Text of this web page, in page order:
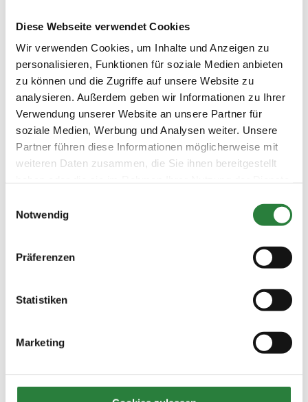
Diese Webseite verwendet Cookies
Wir verwenden Cookies, um Inhalte und Anzeigen zu
personalisieren, Funktionen für soziale Medien anbieten
zu können und die Zugriffe auf unsere Website zu
analysieren. Außerdem geben wir Informationen zu Ihrer
Verwendung unserer Website an unsere Partner für
soziale Medien, Werbung und Analysen weiter. Unsere
Partner führen diese Informationen möglicherweise mit
weiteren Daten zusammen, die Sie ihnen bereitgestellt
Notwendig
Präferenzen
Statistiken
Marketing
LPO Ausgabe 2018 und die WBO Ausgabe 2018.
Coburg 2019:
Bestimmungen: siehe unter: www.coburg-krv.de
1. Wertungsprüfung Dressur LK 4 Prüfung Nr. 3
1. Wertungsprüfung Dressur LK 3 Prüfung Nr. 6
Beschaffenheit der Plätze:
Prüfungshalle: 30 x 60m, Abreitehalle: 20 x 40 m
Vorläufige Zeitenteilung:
Ergebnisse:
Prüfungen
Datum Prüfung Disziplin